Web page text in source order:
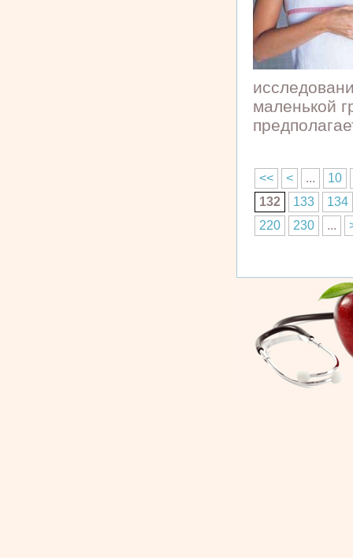
маленькой
<< < ...
10
132
133
134
220
230 ...